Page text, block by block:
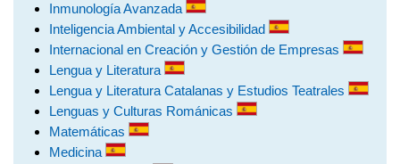
Inmunología Avanzada
Inteligencia Ambiental y Accesibilidad
Internacional en Creación y Gestión de Empresas
Lengua y Literatura
Lengua y Literatura Catalanas y Estudios Teatrales
Lenguas y Culturas Románicas
Matemáticas
Medicina